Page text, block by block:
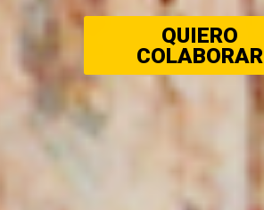
QUIERO
COLABORAR